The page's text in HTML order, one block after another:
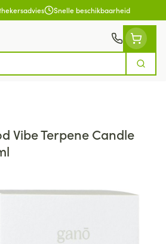
Snelle beschikbaarheid
Zoek
Vibe Terpene Candle